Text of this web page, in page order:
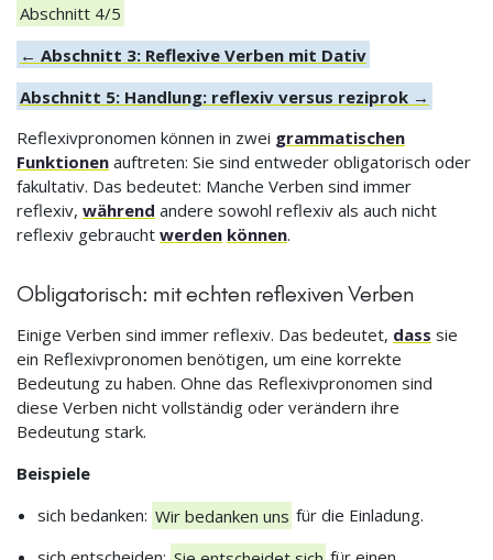
Abschnitt 4/5
← Abschnitt 3: Reflexive Verben mit Dativ
Abschnitt 5: Handlung: reflexiv versus reziprok →
Reflexivpronomen können in zwei grammatischen
Funktionen auftreten: Sie sind entweder obligatorisch oder
fakultativ. Das bedeutet: Manche Verben sind immer
reflexiv, während andere sowohl reflexiv als auch nicht
reflexiv gebraucht werden können.
Obligatorisch: mit echten reflexiven Verben
Einige Verben sind immer reflexiv. Das bedeutet, dass sie
ein Reflexivpronomen benötigen, um eine korrekte
Bedeutung zu haben. Ohne das Reflexivpronomen sind
diese Verben nicht vollständig oder verändern ihre
Bedeutung stark.
Beispiele
sich bedanken: Wir bedanken uns für die Einladung.